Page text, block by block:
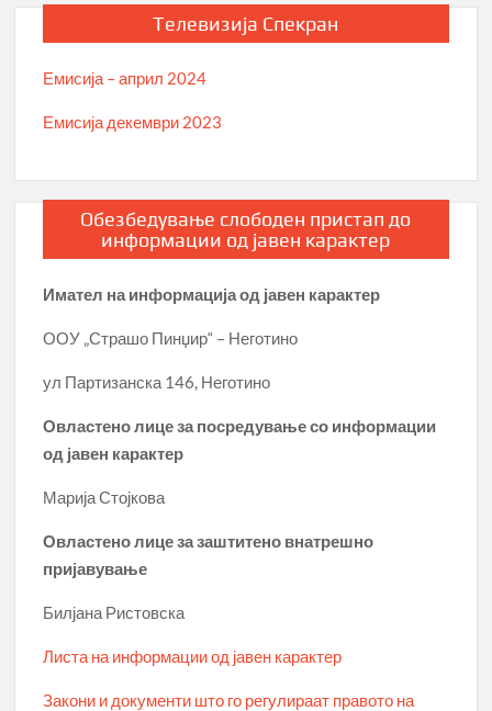
Телевизија Спекран
Емисија – април 2024
Емисија декември 2023
Обезбедување слободен пристап до
информации од јавен карактер
Имател на информација од јавен карактер
ООУ „Страшо Пинџир“ – Неготино
ул Партизанска 146, Неготино
Овластено лице за посредување со информации
од јавен карактер
Марија Стојкова
Овластено лице за заштитено внатрешно
пријавување
Билјана Ристовска
Листа на информации од јавен карактер
Закони и документи што го регулираат правото на